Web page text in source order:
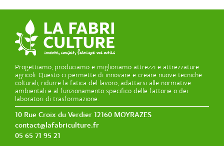
Progettiamo, produciamo e miglioriamo attrezzi e attrezzature
agricoli. Questo ci permette di innovare e creare nuove tecniche
colturali, ridurre la fatica del lavoro, adattarsi alle normative
ambientali e al funzionamento specifico delle fattorie o dei
laboratori di trasformazione.
10 Rue Croix du Verdier 12160 MOYRAZES
contact@lafabriculture.fr
05 65 71 95 21